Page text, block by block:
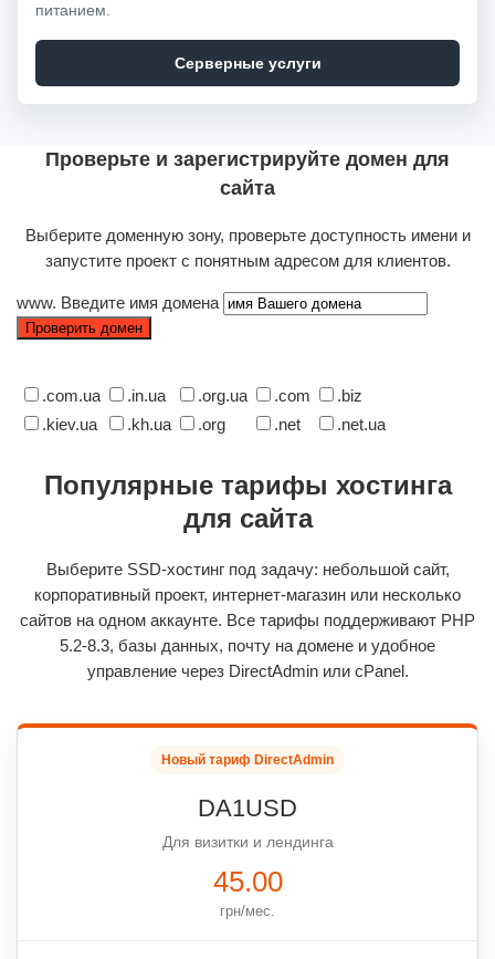
питанием.
Серверные услуги
Проверьте и зарегистрируйте домен для
сайта
Выберите доменную зону, проверьте доступность имени и
запустите проект с понятным адресом для клиентов.
www. Введите имя домена
.com.ua .in.ua .org.ua .com
.biz
.kiev.ua
.kh.ua .org .net .net.ua
Популярные тарифы хостинга
для сайта
Выберите SSD-хостинг под задачу: небольшой сайт,
корпоративный проект, интернет-магазин или несколько
сайтов на одном аккаунте. Все тарифы поддерживают PHP
5.2-8.3, базы данных, почту на домене и удобное
управление через DirectAdmin или cPanel.
Новый тариф DirectAdmin
DA1USD
Для визитки и лендинга
45.00
грн/мес.